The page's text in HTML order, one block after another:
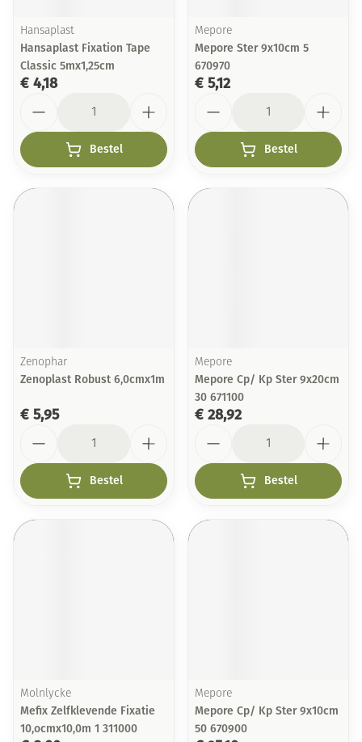
Hansaplast
Hansaplast Fixation Tape
Classic 5mx1,25cm
€ 4,18
Bestel
Mepore
Mepore Ster 9x10cm 5
670970
€ 5,12
Bestel
Zenophar
Zenoplast Robust 6,0cmx1m
€ 5,95
Bestel
Mepore
Mepore Cp/ Kp Ster 9x20cm
30 671100
€ 28,92
Bestel
Molnlycke
Mefix Zelfklevende Fixatie
10,ocmx10,0m 1 311000
Mepore
Mepore Cp/ Kp Ster 9x10cm
50 670900